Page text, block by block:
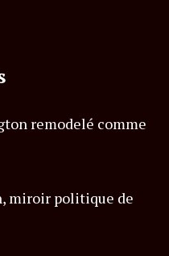
remodelé comme
miroir politique de